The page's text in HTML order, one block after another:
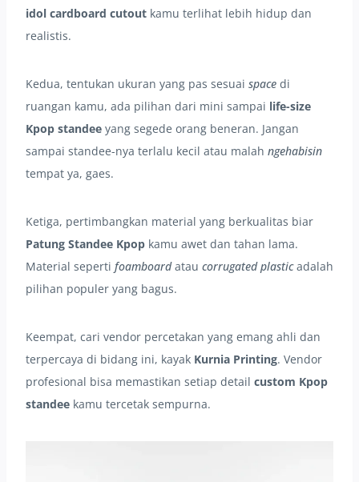
idol cardboard cutout kamu terlihat lebih hidup dan
realistis.
Kedua, tentukan ukuran yang pas sesuai space di
ruangan kamu, ada pilihan dari mini sampai life-size
Kpop standee yang segede orang beneran. Jangan
sampai standee-nya terlalu kecil atau malah ngehabisin
tempat ya, gaes.
Ketiga, pertimbangkan material yang berkualitas biar
Patung Standee Kpop kamu awet dan tahan lama.
Material seperti foamboardatau corrugated plasticadalah
pilihan populer yang bagus.
Keempat, cari vendor percetakan yang emang ahli dan
terpercaya di bidang ini, kayak Kurnia Printing. Vendor
profesional bisa memastikan setiap detail custom Kpop
standee kamu tercetak sempurna.